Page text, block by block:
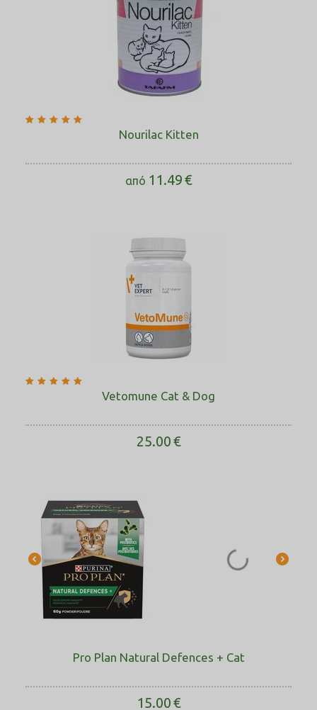
Nourilac Kitten
από 11.49€
Vetomune Cat & Dog
25.00€
Pro Plan Natural Defences + Cat
15.00€